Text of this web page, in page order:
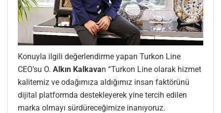
Konuyla ilgili değerlendirme yapan Turkon Line
CEO’su O. Alkın Kalkavan “Turkon Line olarak hizmet
kalitemiz ve odağımıza aldığımız insan faktörünü
dijital platformda destekleyerek yine tercih edilen
marka olmayı sürdüreceğimize inanıyoruz.